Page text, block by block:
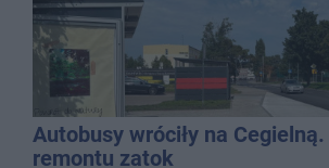
Autobusy wróciły na
remontu zatok